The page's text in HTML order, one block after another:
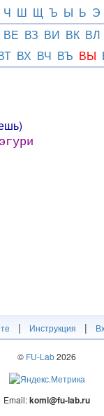
Ч Ш Щ Ъ Ы Ь Э
ВЕ ВЗ ВИ ВК ВЛ
ВХ ВЧ ВЪ ВЫ
| Инструкция |
© FU-Lab2026
Email:komi@fu-lab.ru